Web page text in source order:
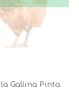
Gallina Pinta